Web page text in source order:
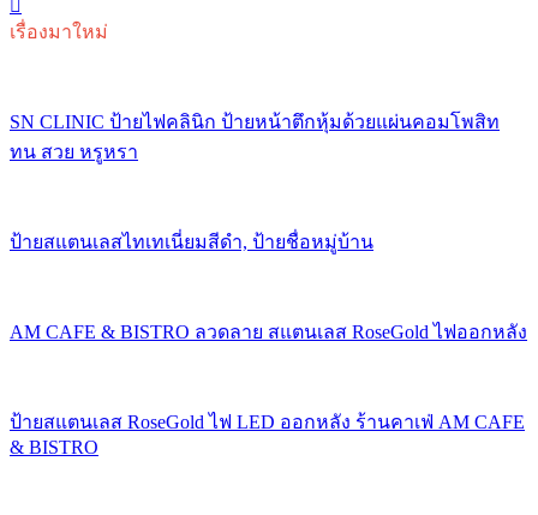
เรื่องมาใหม่
SN CLINIC ป้ายไฟคลินิก ป้ายหน้าตึกหุ้มด้วยแผ่นคอมโพสิท
ทน สวย หรูหรา
ป้ายสแตนเลสไทเทเนี่ยมสีดำ, ป้ายชื่อหมู่บ้าน
AM CAFE & BISTRO ลวดลาย สแตนเลส RoseGold ไฟออกหลัง
ป้ายสแตนเลส RoseGold ไฟ LED ออกหลัง ร้านคาเฟ่ AM CAFE
& BISTRO